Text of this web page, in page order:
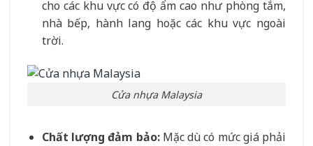
cho các khu vực có độ ẩm cao như phòng tắm,
nhà bếp, hành lang hoặc các khu vực ngoài
trời.
Cửa nhựa Malaysia
Chất lượng đảm bảo:Mặc dù có mức giá phải